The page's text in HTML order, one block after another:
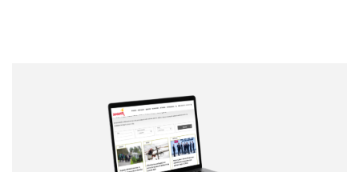
Correo electrónico